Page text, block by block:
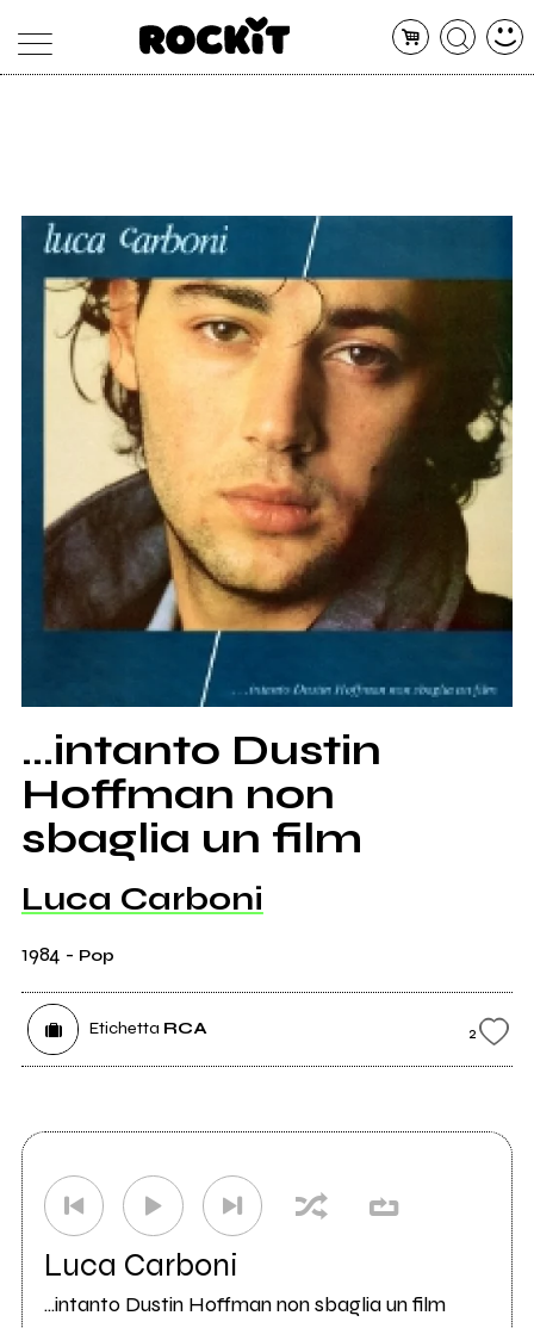
ARTISTI
CONCERTI
SHOP
RADIO
...intanto Dustin
Hoffman non
sbaglia un film
Luca Carboni
1984 - Pop
Etichetta RCA 2
Luca Carboni
...intanto Dustin Hoffman non sbaglia un film